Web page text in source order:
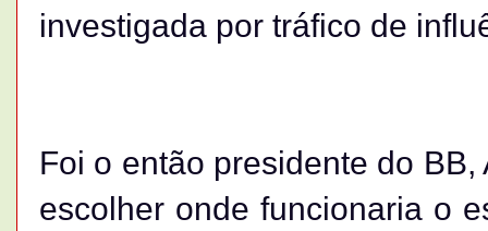
investigada por tráfico de
Foi o então presidente do
escolher onde funcionaria o